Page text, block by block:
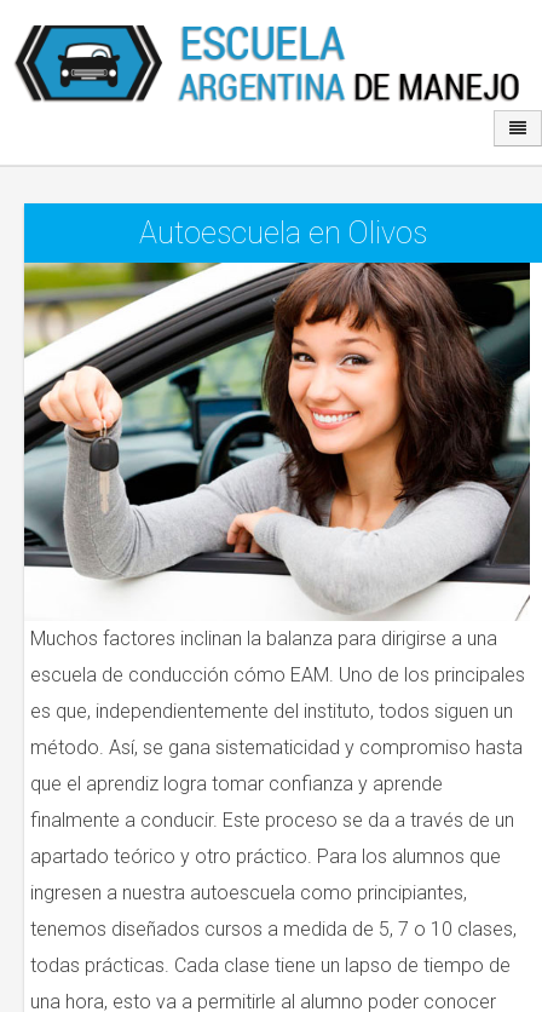
Autoescuela en Olivos
Muchos factores inclinan la balanza para dirigirse a una
escuela de conducción cómo EAM. Uno de los principales
es que, independientemente del instituto, todos siguen un
método. Así, se gana sistematicidad y compromiso hasta
que el aprendiz logra tomar confianza y aprende
finalmente a conducir. Este proceso se da a través de un
apartado teórico y otro práctico. Para los alumnos que
ingresen a nuestra autoescuela como principiantes,
tenemos diseñados cursos a medida de 5, 7 o 10 clases,
todas prácticas. Cada clase tiene un lapso de tiempo de
una hora, esto va a permitirle al alumno poder conocer